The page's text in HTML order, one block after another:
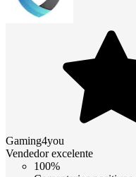
Gaming4you
Vendedor excelente
100%